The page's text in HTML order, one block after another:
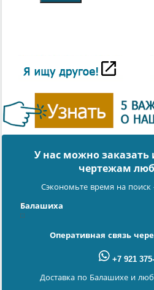
У нас можно заказать
чертежам
Сэкономьте время на поиск
Балашиха
Оперативная связь
+7 921
Доставка по Балашихе и